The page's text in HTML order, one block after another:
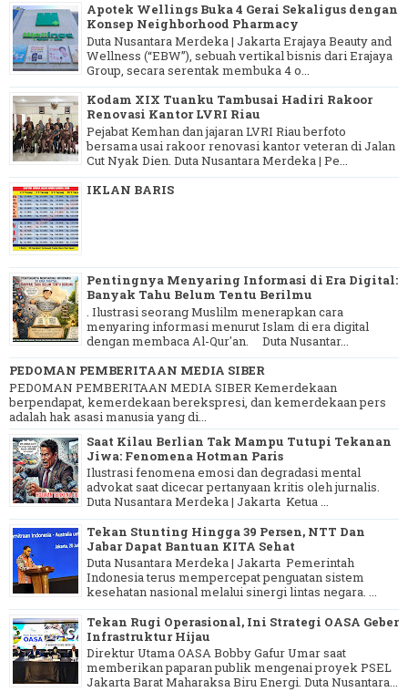
Apotek Wellings Buka 4 Gerai Sekaligus dengan
Konsep Neighborhood Pharmacy
Duta Nusantara Merdeka | Jakarta Erajaya Beauty and
Wellness (“EBW”), sebuah vertikal bisnis dari Erajaya
Group, secara serentak membuka 4 o...
Kodam XIX Tuanku Tambusai Hadiri Rakoor
Renovasi Kantor LVRI Riau
Pejabat Kemhan dan jajaran LVRI Riau berfoto
bersama usai rakoor renovasi kantor veteran di Jalan
Cut Nyak Dien. Duta Nusantara Merdeka | Pe...
IKLAN BARIS
Pentingnya Menyaring Informasi di Era Digital:
Banyak Tahu Belum Tentu Berilmu
. Ilustrasi seorang Muslilm menerapkan cara
menyaring informasi menurut Islam di era digital
dengan membaca Al-Qur'an. Duta Nusantar...
PEDOMAN PEMBERITAAN MEDIA SIBER
PEDOMAN PEMBERITAAN MEDIA SIBER Kemerdekaan
berpendapat, kemerdekaan berekspresi, dan kemerdekaan pers
adalah hak asasi manusia yang di...
Saat Kilau Berlian Tak Mampu Tutupi Tekanan
Jiwa: Fenomena Hotman Paris
Ilustrasi fenomena emosi dan degradasi mental
advokat saat dicecar pertanyaan kritis oleh jurnalis.
Duta Nusantara Merdeka | Jakarta Ketua ...
Tekan Stunting Hingga 39 Persen, NTT Dan
Jabar Dapat Bantuan KITA Sehat
Duta Nusantara Merdeka | Jakarta Pemerintah
Indonesia terus mempercepat penguatan sistem
kesehatan nasional melalui sinergi lintas negara. ...
Tekan Rugi Operasional, Ini Strategi OASA Geber
Infrastruktur Hijau
Direktur Utama OASA Bobby Gafur Umar saat
memberikan paparan publik mengenai proyek PSEL
Jakarta Barat Maharaksa Biru Energi. Duta Nusantara...